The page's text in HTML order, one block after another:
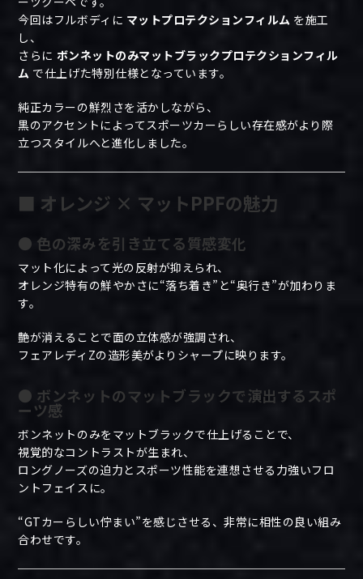
今回はフルボディに マットプロテクションフィルム を施工
し、
さらに ボンネットのみマットブラックプロテクションフィル
ム で仕上げた特別仕様となっています。
純正カラーの鮮烈さを活かしながら、
黒のアクセントによってスポーツカーらしい存在感がより際
立つスタイルへと進化しました。
■ オレンジ × マットPPFの魅力
● 色の深みを引き立てる質感変化
マット化によって光の反射が抑えられ、
オレンジ特有の鮮やかさに“落ち着き”と“奥行き”が加わりま
す。
艶が消えることで面の立体感が強調され、
フェアレディZの造形美がよりシャープに映ります。
● ボンネットのマットブラックで演出するスポ
ーツ感
ボンネットのみをマットブラックで仕上げることで、
視覚的なコントラストが生まれ、
ロングノーズの迫力とスポーツ性能を連想させる力強いフロ
ントフェイスに。
“GTカーらしい佇まい”を感じさせる、非常に相性の良い組み
合わせです。